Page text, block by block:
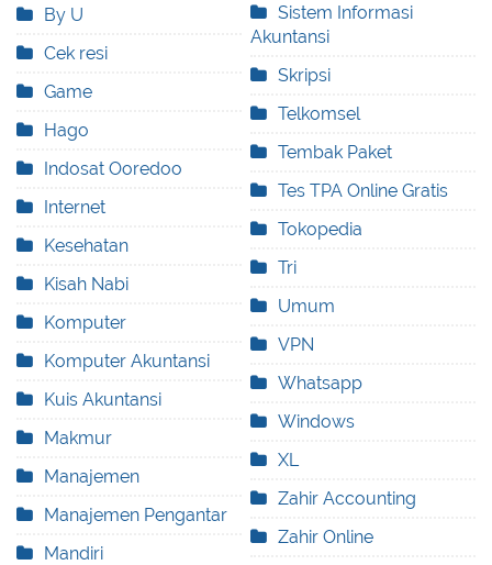
By U
Cek resi
Game
Hago
Indosat Ooredoo
Internet
Kesehatan
Kisah Nabi
Komputer
Komputer Akuntansi
Kuis Akuntansi
Makmur
Manajemen
Manajemen Pengantar
Mandiri
Sistem Informasi
Akuntansi
Skripsi
Telkomsel
Tembak Paket
Tes TPA Online Gratis
Tokopedia
Tri
Umum
VPN
Whatsapp
Windows
XL
Zahir Accounting
Zahir Online